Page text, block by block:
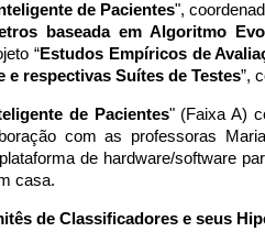
de Pacientes",
baseada em Algoritmo
“Estudos Empíricos de
e respectivas Suítes de Testes”,
de Pacientes" (Faixa A)
com as professoras
de hardware/software
casa.
de Classificadores e seus